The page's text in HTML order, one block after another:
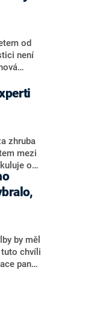
za
trojice
dosud
od
není
na
také
o
zhruba
mezi
o
je
2028
by měl
tuto chvíli
pana
o